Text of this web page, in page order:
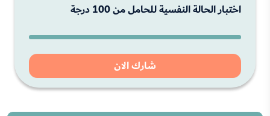
اختبار الحالة النفسية للحامل من 100 درجة
شارك الان